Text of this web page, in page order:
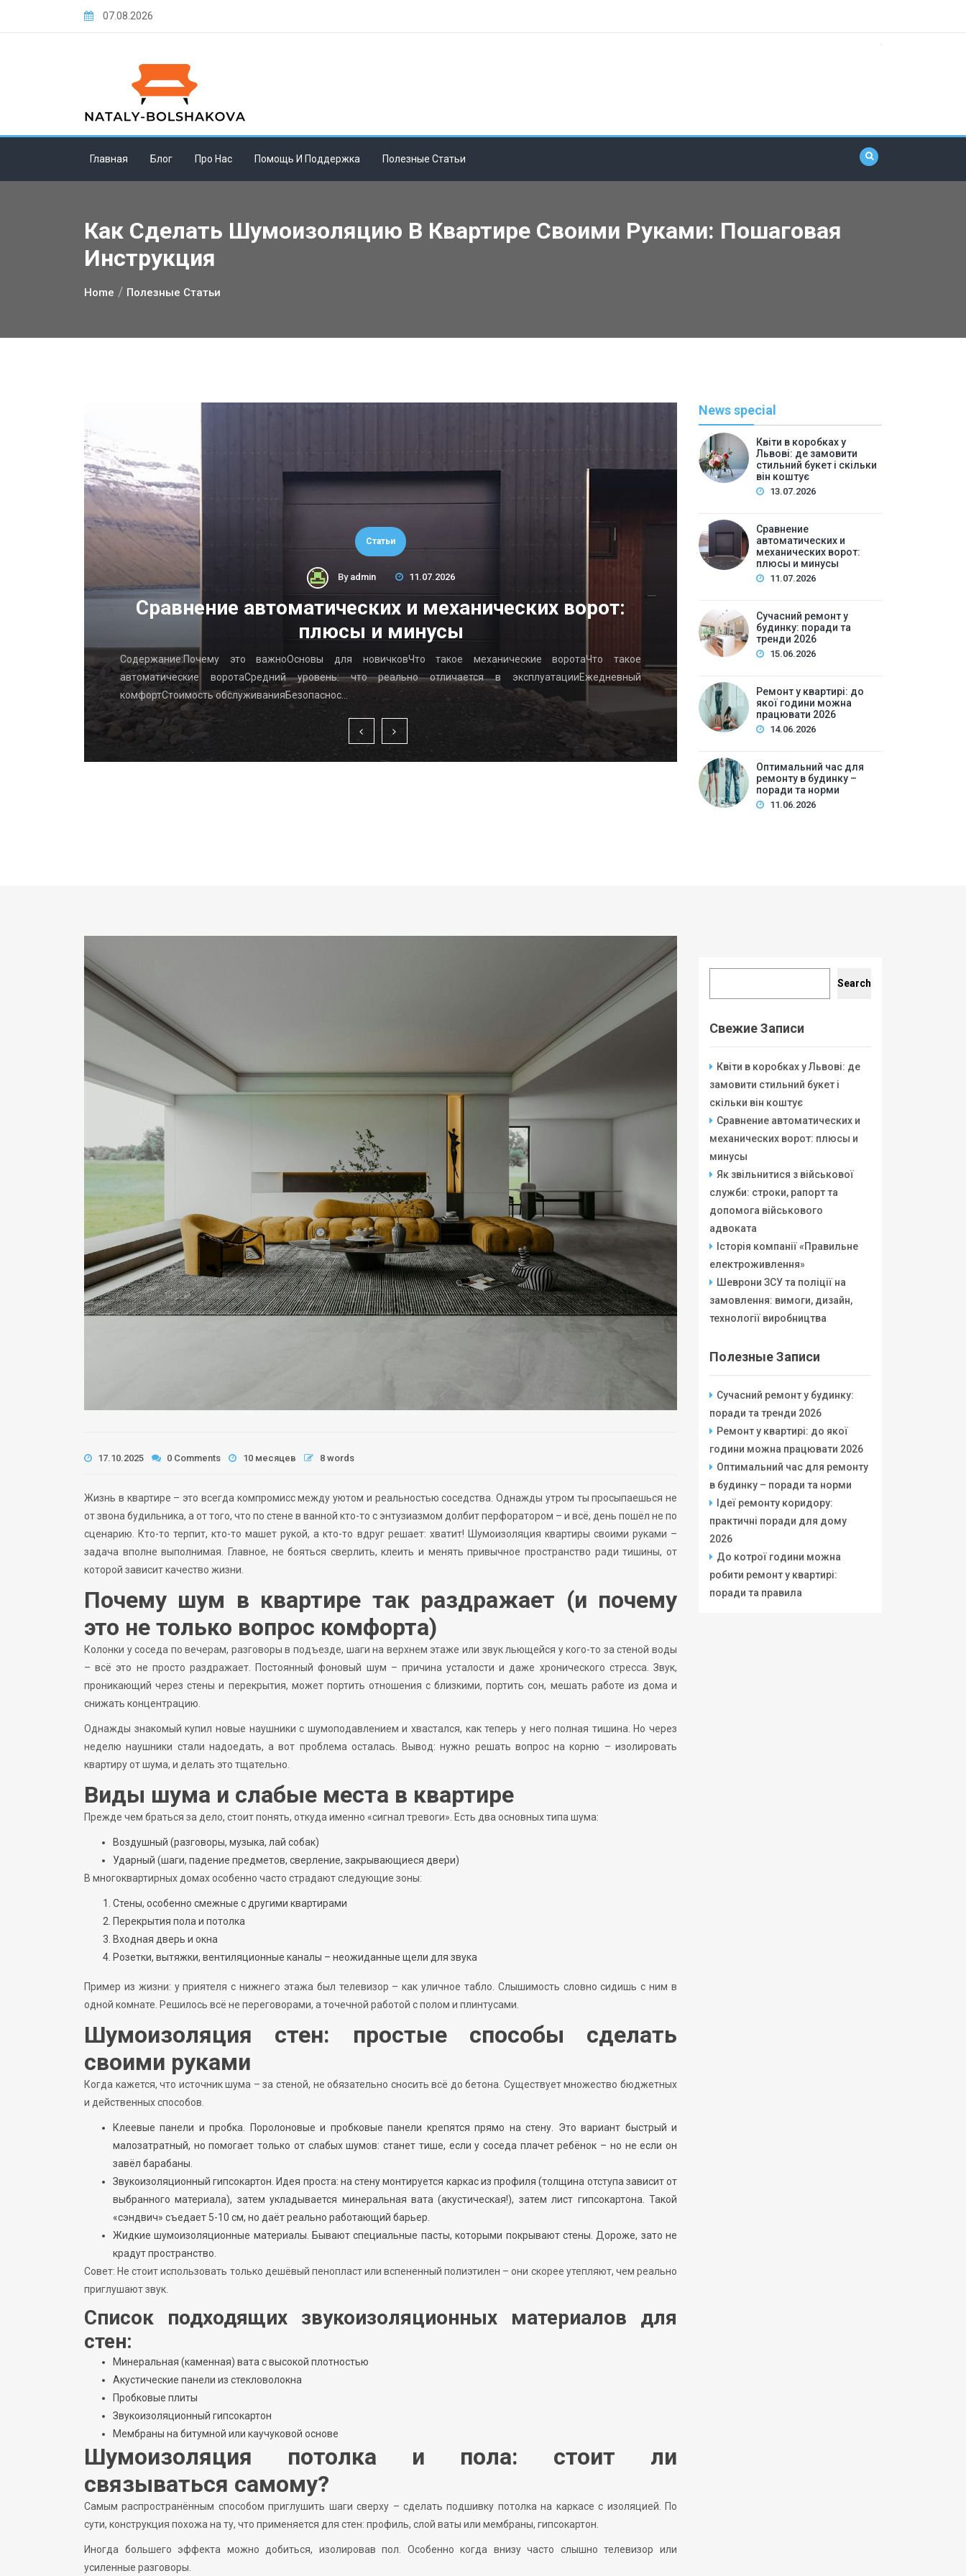
07.08.2026
Главная Блог Про Нас Помощь И Поддержка Полезные Статьи
Как Сделать Шумоизоляцию В Квартире Своими Руками: Пошаговая
Инструкция
Home Полезные Статьи
Статьи
By admin 11.07.2026
Сравнение автоматических и механических ворот:
плюсы и минусы
Содержание:Почему это важноОсновы для новичковЧто такое механические воротаЧто такое
автоматические воротаСредний уровень: что реально отличается в эксплуатацииЕжедневный
комфортСтоимость обслуживанияБезопаснос…
Сучасний ремонт у
Зміст:Вступ: виклики та нюанси ремонту у
усеСмарт-рі…
News special
Квіти в коробках у
Львові: де замовити
стильний букет і скільки
він коштує
13.07.2026
Сравнение
автоматических и
механических ворот:
плюсы и минусы
11.07.2026
Сучасний ремонт у
будинку: поради та
тренди 2026
15.06.2026
Ремонт у квартирі: до
якої години можна
працювати 2026
14.06.2026
Оптимальний час для
ремонту в будинку –
поради та норми
11.06.2026
17.10.2025 0 Comments 10 месяцев 8 words
Жизнь в квартире – это всегда компромисс между уютом и реальностью соседства. Однажды утром ты просыпаешься не
от звона будильника, а от того, что по стене в ванной кто-то с энтузиазмом долбит перфоратором – и всё, день пошёл не по
сценарию. Кто-то терпит, кто-то машет рукой, а кто-то вдруг решает: хватит! Шумоизоляция квартиры своими руками –
задача вполне выполнимая. Главное, не бояться сверлить, клеить и менять привычное пространство ради тишины, от
которой зависит качество жизни.
Почему шум в квартире так раздражает (и почему
это не только вопрос комфорта)
Колонки у соседа по вечерам, разговоры в подъезде, шаги на верхнем этаже или звук льющейся у кого-то за стеной воды
– всё это не просто раздражает. Постоянный фоновый шум – причина усталости и даже хронического стресса. Звук,
проникающий через стены и перекрытия, может портить отношения с близкими, портить сон, мешать работе из дома и
снижать концентрацию.
Однажды знакомый купил новые наушники с шумоподавлением и хвастался, как теперь у него полная тишина. Но через
неделю наушники стали надоедать, а вот проблема осталась. Вывод: нужно решать вопрос на корню – изолировать
квартиру от шума, и делать это тщательно.
Виды шума и слабые места в квартире
Прежде чем браться за дело, стоит понять, откуда именно «сигнал тревоги». Есть два основных типа шума:
Воздушный (разговоры, музыка, лай собак)
Ударный (шаги, падение предметов, сверление, закрывающиеся двери)
В многоквартирных домах особенно часто страдают следующие зоны:
Стены, особенно смежные с другими квартирами
Перекрытия пола и потолка
Входная дверь и окна
Розетки, вытяжки, вентиляционные каналы – неожиданные щели для звука
Пример из жизни: у приятеля с нижнего этажа был телевизор – как уличное табло. Слышимость словно сидишь с ним в
одной комнате. Решилось всё не переговорами, а точечной работой с полом и плинтусами.
Шумоизоляция стен: простые способы сделать
своими руками
Когда кажется, что источник шума – за стеной, не обязательно сносить всё до бетона. Существует множество бюджетных
и действенных способов.
Клеевые панели и пробка. Поролоновые и пробковые панели крепятся прямо на стену. Это вариант быстрый и
малозатратный, но помогает только от слабых шумов: станет тише, если у соседа плачет ребёнок – но не если он
завёл барабаны.
Звукоизоляционный гипсокартон. Идея проста: на стену монтируется каркас из профиля (толщина отступа зависит от
выбранного материала), затем укладывается минеральная вата (акустическая!), затем лист гипсокартона. Такой
«сэндвич» съедает 5-10 см, но даёт реально работающий барьер.
Жидкие шумоизоляционные материалы. Бывают специальные пасты, которыми покрывают стены. Дороже, зато не
крадут пространство.
Совет: Не стоит использовать только дешёвый пенопласт или вспененный полиэтилен – они скорее утепляют, чем реально
приглушают звук.
Список подходящих звукоизоляционных материалов для
стен:
Минеральная (каменная) вата с высокой плотностью
Акустические панели из стекловолокна
Пробковые плиты
Звукоизоляционный гипсокартон
Мембраны на битумной или каучуковой основе
Шумоизоляция потолка и пола: стоит ли
связываться самому?
Самым распространённым способом приглушить шаги сверху – сделать подшивку потолка на каркасе с изоляцией. По
сути, конструкция похожа на ту, что применяется для стен: профиль, слой ваты или мембраны, гипсокартон.
Иногда большего эффекта можно добиться, изолировав пол. Особенно когда внизу часто слышно телевизор или
усиленные разговоры.
Search
Свежие Записи
Квіти в коробках у Львові: де
замовити стильний букет і
скільки він коштує
Сравнение автоматических и
механических ворот: плюсы и
минусы
Як звільнитися з військової
служби: строки, рапорт та
допомога військового
адвоката
Історія компанії «Правильне
електроживлення»
Шеврони ЗСУ та поліції на
замовлення: вимоги, дизайн,
технології виробництва
Полезные Записи
Сучасний ремонт у будинку:
поради та тренди 2026
Ремонт у квартирі: до якої
години можна працювати 2026
Оптимальний час для ремонту
в будинку – поради та норми
Ідеї ремонту коридору:
практичні поради для дому
2026
До котрої години можна
робити ремонт у квартирі:
поради та правила